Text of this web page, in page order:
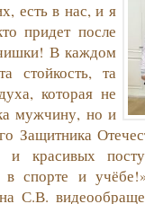
есть в нас, и я
придет после
В каждом
стойкость, та
которая не
мужчину, но и
Защитника
и красивых
в спорте и
С.В.